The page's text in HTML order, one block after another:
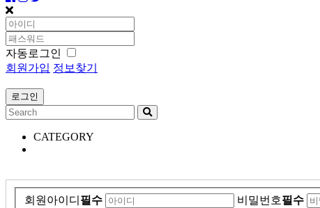
자동로그인
회원가입 정보찾기
CATEGORY
회원아이디 필수 비밀번호필수